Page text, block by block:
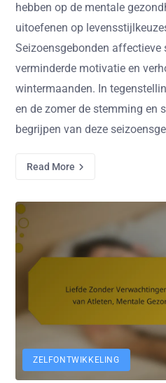
hebben op de mentale
uitoefenen op
Seizoensgebonden
verminderde motivatie en
wintermaanden. In
en de zomer de stemming en
begrijpen van deze
Read More
ZELFONTWIKKELING